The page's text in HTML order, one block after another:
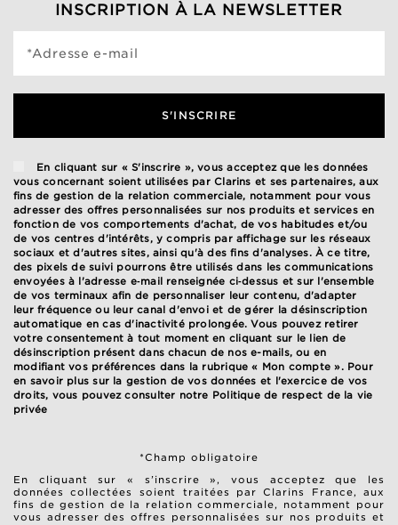
INSCRIPTION À LA NEWSLETTER
*Adresse e-mail
S'INSCRIRE
En cliquant sur « S'inscrire », vous acceptez que les données
vous concernant soient utilisées par Clarins et ses partenaires, aux
fins de gestion de la relation commerciale, notamment pour vous
adresser des offres personnalisées sur nos produits et services en
fonction de vos comportements d'achat, de vos habitudes et/ou
de vos centres d'intérêts, y compris par affichage sur les réseaux
sociaux et d'autres sites, ainsi qu'à des fins d'analyses. À ce titre,
des pixels de suivi pourrons être utilisés dans les communications
envoyées à l'adresse e‑mail renseignée ci‑dessus et sur l'ensemble
de vos terminaux afin de personnaliser leur contenu, d'adapter
leur fréquence ou leur canal d'envoi et de gérer la désinscription
automatique en cas d'inactivité prolongée. Vous pouvez retirer
votre consentement à tout moment en cliquant sur le lien de
désinscription présent dans chacun de nos e-mails, ou en
modifiant vos préférences dans la rubrique « Mon compte ». Pour
en savoir plus sur la gestion de vos données et l'exercice de vos
droits, vous pouvez consulter notre Politique de respect de la vie
privée
*Champ obligatoire
En cliquant sur « s’inscrire », vous acceptez que les
données collectées soient traitées par Clarins France, aux
fins de gestion de la relation commerciale, notamment pour
vous adresser des offres personnalisées sur nos produits et